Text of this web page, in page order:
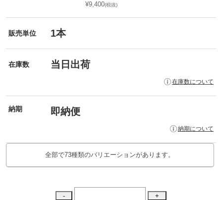
¥9,400(税抜)
販売単位 1本
在庫数 当日出荷
在庫数について
納期 即納便
納期について
全部で73種類のバリエーションがあります。